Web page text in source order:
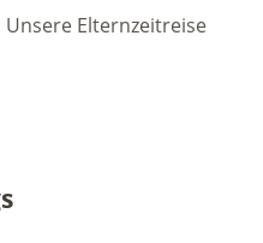
Unsere Elternzeitreise